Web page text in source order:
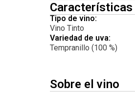
Características
Tipo de vino:
Vino Tinto
Variedad de uva:
Tempranillo (100 %)
Sobre el vino